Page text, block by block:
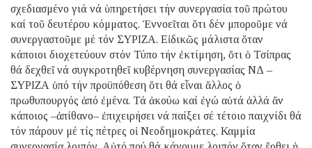
σχεδιασμένο γιά νά ὑπηρετήσει τήν συνεργασία τοῦ πρώτου
καί τοῦ δευτέρου κόμματος. Ἐννοεῖται ὅτι δέν μποροῦμε νά
συνεργαστοῦμε μέ τόν ΣΥΡΙΖΑ. Εἰδικῶς μάλιστα ὅταν
κάποιοι διοχετεύουν στόν Τύπο τήν ἐκτίμηση, ὅτι ὁ Τσίπρας
θά δεχθεῖ νά συγκροτηθεῖ κυβέρνηση συνεργασίας ΝΔ –
ΣΥΡΙΖΑ ὑπό τήν προϋπόθεση ὅτι θά εἶναι ἄλλος ὁ
πρωθυπουργός ἀπό ἐμένα. Τά ἀκούω καί ἐγώ αὐτά ἀλλά ἄν
κάποιος –ἀπίθανο– ἐπιχειρήσει νά παίξει σέ τέτοιο παιχνίδι θά
τόν πάρουν μέ τίς πέτρες οἱ Νεοδημοκράτες. Καμμία